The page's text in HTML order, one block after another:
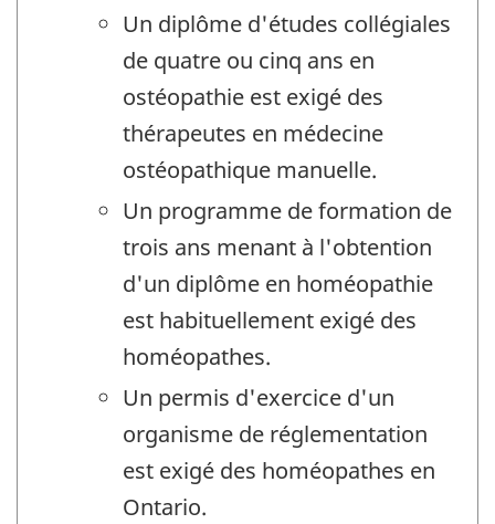
Un diplôme d'études collégiales
de quatre ou cinq ans en
ostéopathie est exigé des
thérapeutes en médecine
ostéopathique manuelle.
Un programme de formation de
trois ans menant à l'obtention
d'un diplôme en homéopathie
est habituellement exigé des
homéopathes.
Un permis d'exercice d'un
organisme de réglementation
est exigé des homéopathes en
Ontario.